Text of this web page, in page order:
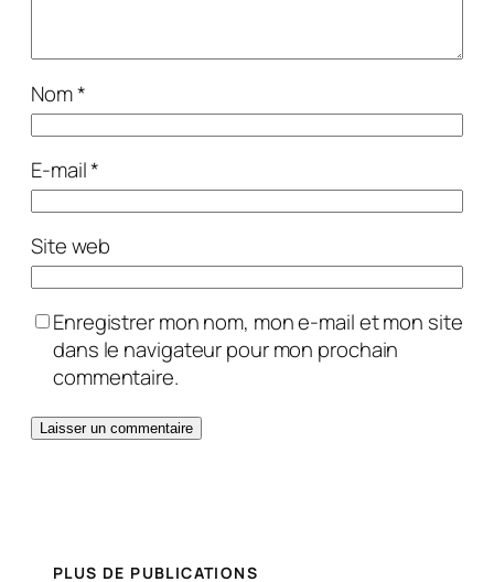
Nom*
E-mail*
Site web
Enregistrer mon nom, mon e-mail et mon site
dans le navigateur pour mon prochain
commentaire.
PLUS DE PUBLICATIONS